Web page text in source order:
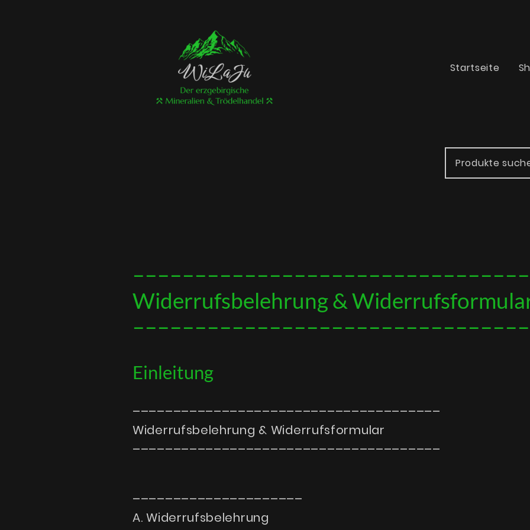
Startseite
Widerrufsbelehrung &
Einleitung
––––––––––––––––––––––––––––––––––––––
Widerrufsbelehrung & Widerrufsformular
––––––––––––––––––––––––––––––––––––––
–––––––––––––––––––––
A. Widerrufsbelehrung